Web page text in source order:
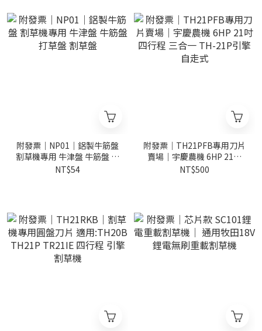
附發票｜NP01｜鋁製牛筋盤
割草機專用 牛津盤 牛筋盤 打
草盤 割草盤
NT$54
附發票｜TH21PFB專用刀片
賣場｜宇慶農機 6HP 21吋
四行程 三合一 TH-21P引擎
NT$500